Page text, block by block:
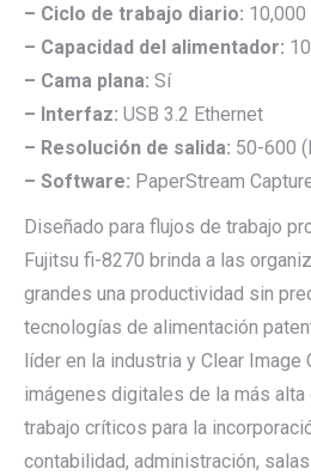
– Ciclo de trabajo diario: 10,000
– Capacidad del alimentador:
– Cama plana: Sí
– Interfaz: USB 3.2 Ethernet
– Resolución de salida: 50-600
– Software: PaperStream
Diseñado para flujos de trabajo
Fujitsu fi-8270 brinda a las
grandes una productividad sin
tecnologías de alimentación
líder en la industria y Clear Image
imágenes digitales de la más
trabajo críticos para la
contabilidad, administración,